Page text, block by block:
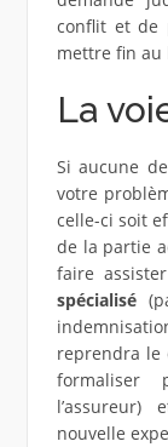
conflit et de
mettre fin au
La
Si aucune
votre
celle-ci soit
de la partie
faire
spécialisé
reprendra le
formaliser
l’assureur)
nouvelle